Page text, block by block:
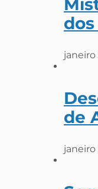
janeiro
de
janeiro